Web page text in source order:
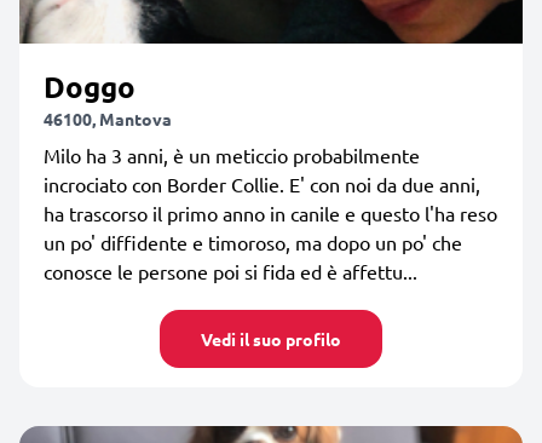
Doggo
46100, Mantova
Milo ha 3 anni, è un meticcio probabilmente
incrociato con Border Collie. E' con noi da due anni,
ha trascorso il primo anno in canile e questo l'ha reso
un po' diffidente e timoroso, ma dopo un po' che
conosce le persone poi si fida ed è affettu...
Vedi il suo profilo